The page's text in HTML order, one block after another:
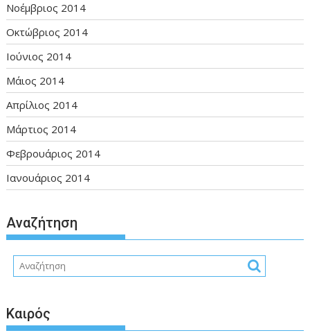
Νοέμβριος 2014
Οκτώβριος 2014
Ιούνιος 2014
Μάιος 2014
Απρίλιος 2014
Μάρτιος 2014
Φεβρουάριος 2014
Ιανουάριος 2014
Αναζήτηση
Καιρός